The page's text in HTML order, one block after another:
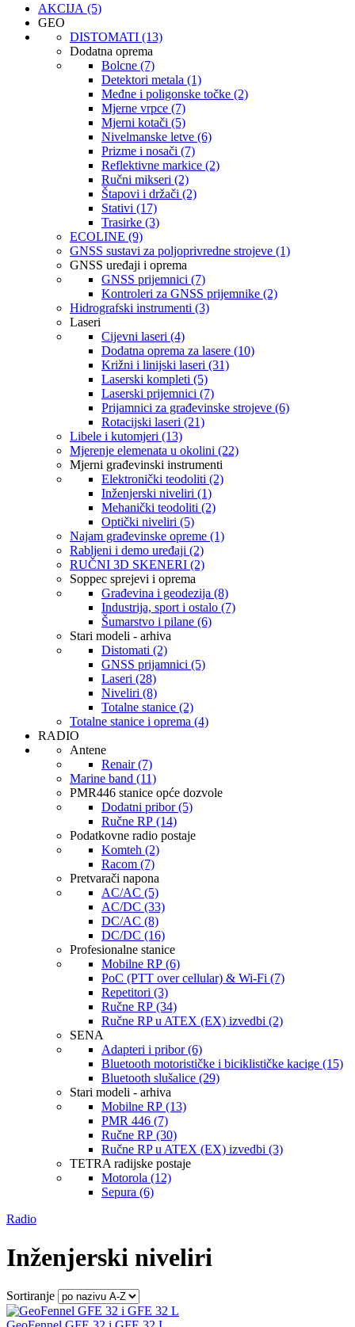
AKCIJA (5)
GEO
DISTOMATI (13)
Dodatna oprema
Bolcne (7)
Detektori metala (1)
Međne i poligonske točke (2)
Mjerne vrpce (7)
Mjerni kotači (5)
Nivelmanske letve (6)
Prizme i nosači (7)
Reflektivne markice (2)
Ručni mikseri (2)
Štapovi i držači (2)
Stativi (17)
Trasirke (3)
ECOLINE (9)
GNSS sustavi za poljoprivredne strojeve (1)
GNSS uređaji i oprema
GNSS prijemnici (7)
Kontroleri za GNSS prijemnike (2)
Hidrografski instrumenti (3)
Laseri
Cijevni laseri (4)
Dodatna oprema za lasere (10)
Križni i linijski laseri (31)
Laserski kompleti (5)
Laserski prijemnici (7)
Prijamnici za građevinske strojeve (6)
Rotacijski laseri (21)
Libele i kutomjeri (13)
Mjerenje elemenata u okolini (22)
Mjerni građevinski instrumenti
Elektronički teodoliti (2)
Inženjerski niveliri (1)
Mehanički teodoliti (2)
Optički niveliri (5)
Najam građevinske opreme (1)
Rabljeni i demo uređaji (2)
RUČNI 3D SKENERI (2)
Soppec sprejevi i oprema
Građevina i geodezija (8)
Industrija, sport i ostalo (7)
Šumarstvo i pilane (6)
Stari modeli - arhiva
Distomati (2)
GNSS prijamnici (5)
Laseri (28)
Niveliri (8)
Totalne stanice (2)
Totalne stanice i oprema (4)
RADIO
Antene
Renair (7)
Marine band (11)
PMR446 stanice opće dozvole
Dodatni pribor (5)
Ručne RP (14)
Podatkovne radio postaje
Komteh (2)
Racom (7)
Pretvarači napona
AC/AC (5)
AC/DC (33)
DC/AC (8)
DC/DC (16)
Profesionalne stanice
Mobilne RP (6)
PoC (PTT over cellular) & Wi-Fi (7)
Repetitori (3)
Ručne RP (34)
Ručne RP u ATEX (EX) izvedbi (2)
SENA
Adapteri i pribor (6)
Bluetooth motorističke i biciklističke kacige (15)
Bluetooth slušalice (29)
Stari modeli - arhiva
Mobilne RP (13)
PMR 446 (7)
Ručne RP (30)
Ručne RP u ATEX (EX) izvedbi (3)
TETRA radijske postaje
Motorola (12)
Sepura (6)
Radio
Inženjerski niveliri
Sortiranje